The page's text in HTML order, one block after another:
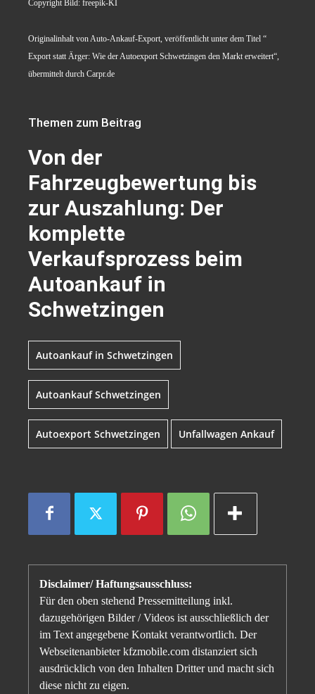
Copyright Bild: freepik-KI
Originalinhalt von Auto-Ankauf-Export, veröffentlicht unter dem Titel “
Export statt Ärger: Wie der Autoexport Schwetzingen den Markt erweitert“,
übermittelt durch Carpr.de
Themen zum Beitrag
Von der
Fahrzeugbewertung bis
zur Auszahlung: Der
komplette
Verkaufsprozess beim
Autoankauf in
Schwetzingen
Autoankauf in Schwetzingen
Autoankauf Schwetzingen
Autoexport Schwetzingen Unfallwagen Ankauf
Disclaimer/ Haftungsausschluss:
Für den oben stehend Pressemitteilung inkl.
dazugehörigen Bilder / Videos ist ausschließlich der
im Text angegebene Kontakt verantwortlich. Der
Webseitenanbieter kfzmobile.com distanziert sich
ausdrücklich von den Inhalten Dritter und macht sich
diese nicht zu eigen.